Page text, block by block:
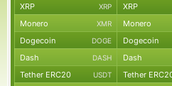
XRP XRP XRP
Monero XMR Monero
Dogecoin DOGE Dogecoin
Dash DASH Dash
Tether ERC20 USDT Tether